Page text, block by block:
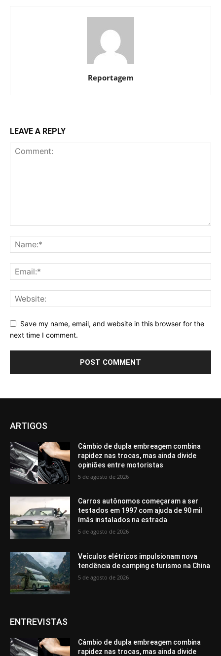
Reportagem
LEAVE A REPLY
Save my name, email, and website in this browser for the
next time I comment.
ARTIGOS
Câmbio de dupla embreagem combina
rapidez nas trocas, mas ainda divide
opiniões entre motoristas
5 de agosto de 2026
Carros autônomos começaram a ser
testados em 1997 com ajuda de 90 mil
ímãs instalados na estrada
5 de agosto de 2026
Veículos elétricos impulsionam nova
tendência de camping e turismo na China
5 de agosto de 2026
ENTREVISTAS
Câmbio de dupla embreagem combina
rapidez nas trocas, mas ainda divide